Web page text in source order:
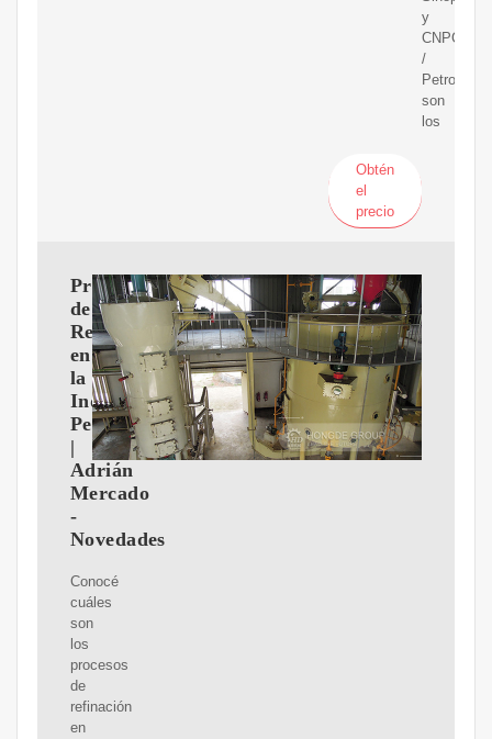
y
CNPC
/
PetroChina
son
los
Obtén
el
precio
Procesos
de
Refinación
en
la
Indústria
Petrolera
|
Adrián
Mercado
-
Novedades
Conocé
cuáles
son
los
procesos
de
refinación
en